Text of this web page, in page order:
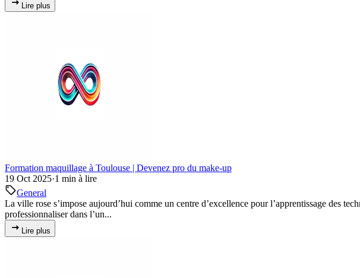
Lire plus
Formation maquillage à Toulouse | Devenez pro du make-up
19 Oct 2025·1 min à lire
General
La ville rose s’impose aujourd’hui comme un centre d’excellence pour l’apprentissage des
professionnaliser dans l’un...
Lire plus